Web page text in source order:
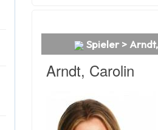
Spieler >
Arndt, Carolin